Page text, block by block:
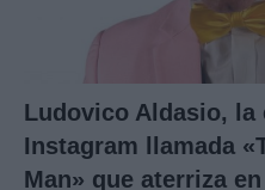
Ludovico Aldasio, la
Instagram llamada
Man» que aterriza